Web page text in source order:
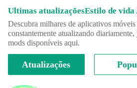
Ultimas atualizaçõesEstilo de
Descubra milhares de aplicativos
constantemente atualizando
mods disponíveis aqui.
Atualizações